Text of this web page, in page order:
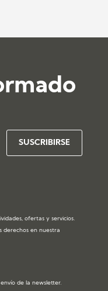
ofertas y servicios.
derechos en nuestra
de la newsletter.